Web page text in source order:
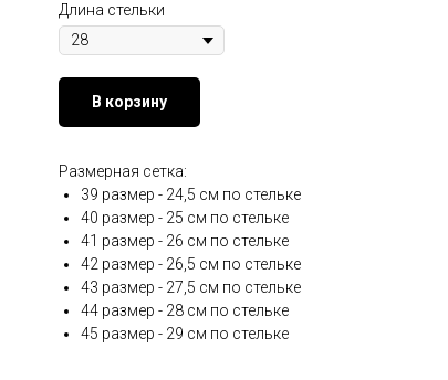
Длина стельки
В корзину
Размерная сетка:
39 размер - 24,5 см по стельке
40 размер - 25 см по стельке
41 размер - 26 см по стельке
42 размер - 26,5 см по стельке
43 размер - 27,5 см по стельке
44 размер - 28 см по стельке
45 размер - 29 см по стельке